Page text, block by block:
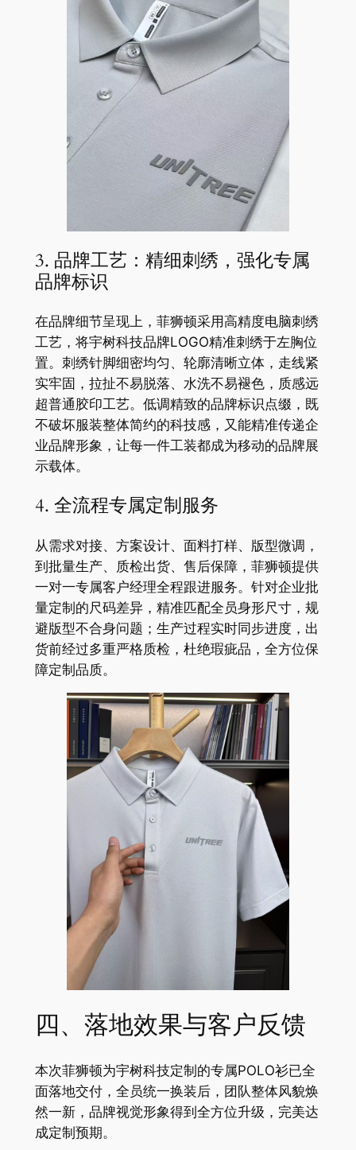
3. 品牌工艺：精细刺绣，强化专属
品牌标识
在品牌细节呈现上，菲狮顿采用高精度电脑刺绣
工艺，将宇树科技品牌LOGO精准刺绣于左胸位
置。刺绣针脚细密均匀、轮廓清晰立体，走线紧
实牢固，拉扯不易脱落、水洗不易褪色，质感远
超普通胶印工艺。低调精致的品牌标识点缀，既
不破坏服装整体简约的科技感，又能精准传递企
业品牌形象，让每一件工装都成为移动的品牌展
示载体。
4. 全流程专属定制服务
从需求对接、方案设计、面料打样、版型微调，
到批量生产、质检出货、售后保障，菲狮顿提供
一对一专属客户经理全程跟进服务。针对企业批
量定制的尺码差异，精准匹配全员身形尺寸，规
避版型不合身问题；生产过程实时同步进度，出
货前经过多重严格质检，杜绝瑕疵品，全方位保
障定制品质。
四、落地效果与客户反馈
本次菲狮顿为宇树科技定制的专属POLO衫已全
面落地交付，全员统一换装后，团队整体风貌焕
然一新，品牌视觉形象得到全方位升级，完美达
成定制预期。